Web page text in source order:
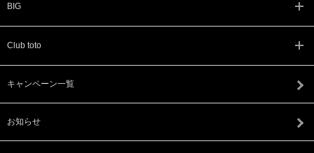
BIG
Club toto
キャンペーン一覧
お知らせ